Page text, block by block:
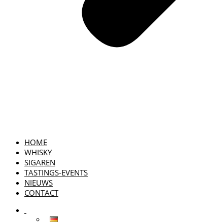
HOME
WHISKY
SIGAREN
TASTINGS-EVENTS
NIEUWS
CONTACT